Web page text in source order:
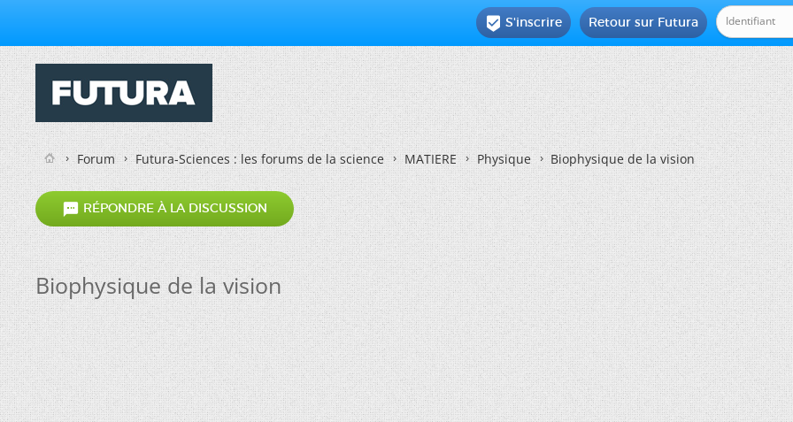
Retour sur Futura
 S'inscrire
Forum Futura-Sciences : les forums de la science MATIERE Physique Biophysique de la vision
 RÉPONDRE À LA DISCUSSION
Biophysique de la vision